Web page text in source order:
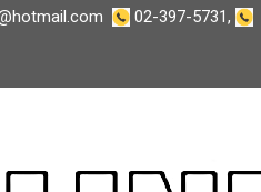
02-397-5731,